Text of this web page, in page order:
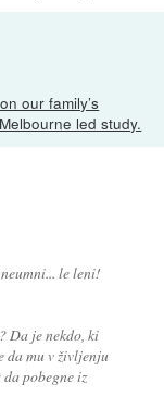
our family’s
led study.
le leni!
Da je nekdo, ki
da mu v življenju
pobegne iz